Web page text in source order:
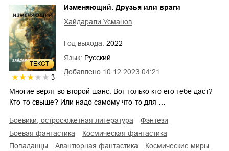
ТЕКСТ
3
Добавлено 10.12.2023 04:21
Изменяющий. Друзья или враги
Хайдарали Усманов
Год выхода: 2022
Язык: Русский
Многие верят во второй шанс. Вот только кто его тебе даст?
Кто-то свыше? Или надо самому что-то для …
боевики, остросюжетная литература
фэнтези
боевая фантастика
космическая фантастика
попаданцы
авантюрная фантастика
космические миры